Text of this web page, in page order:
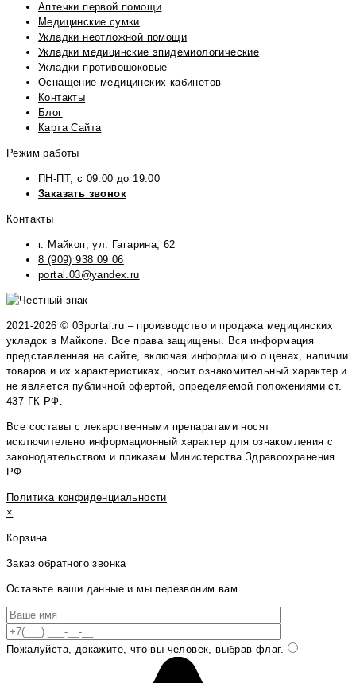
Аптечки первой помощи
Медицинские сумки
Укладки неотложной помощи
Укладки медицинские эпидемиологические
Укладки противошоковые
Оснащение медицинских кабинетов
Контакты
Блог
Карта Сайта
Режим работы
ПН-ПТ, с 09:00 до 19:00
Заказать звонок
Контакты
г. Майкоп, ул. Гагарина, 62
8 (909) 938 09 06
portal.03@yandex.ru
2021-2026 © 03portal.ru – производство и продажа медицинских
укладок в Майкопе. Все права защищены. Вся информация
представленная на сайте, включая информацию о ценах, наличии
товаров и их характеристиках, носит ознакомительный характер и
не является публичной офертой, определяемой положениями ст.
437 ГК РФ.
Все составы с лекарственными препаратами носят
исключительно информационный характер для ознакомления с
законодательством и приказам Министерства Здравоохранения
РФ.
Политика конфиденциальности
×
Корзина
Заказ обратного звонка
Оставьте ваши данные и мы перезвоним вам.
Пожалуйста, докажите, что вы человек, выбрав флаг.